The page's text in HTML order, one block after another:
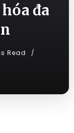
đa
Read